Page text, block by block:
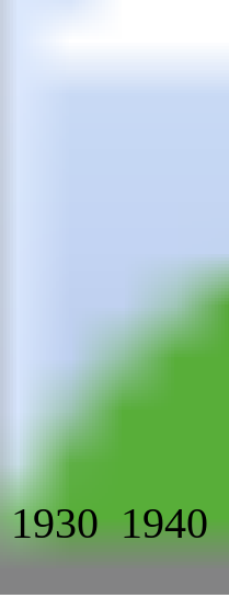
1930 1940